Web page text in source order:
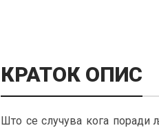
КРАТОК ОПИС
Што се случува кога поради